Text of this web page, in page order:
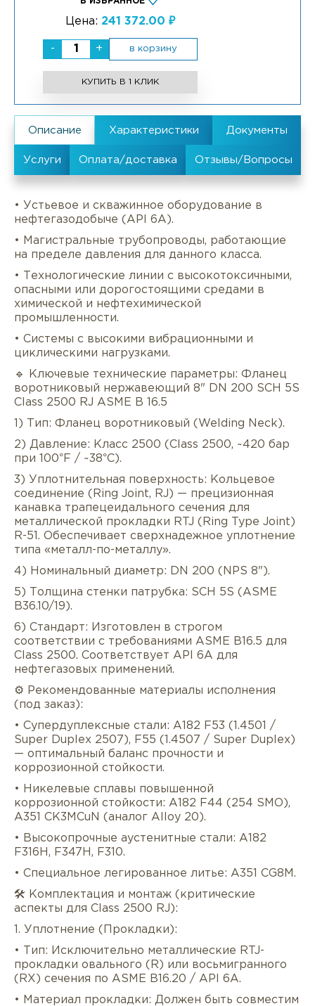
Цена: 241 372.00 ₽
- + в корзину
КУПИТЬ В 1 КЛИК
Описание Характеристики
Оплата/доставка
• Устьевое и скважинное оборудование в
нефтегазодобыче (API 6A).
• Магистральные трубопроводы, работающие
на пределе давления для данного класса.
• Технологические линии с высокотоксичными,
опасными или дорогостоящими средами в
химической и нефтехимической
промышленности.
• Системы с высокими вибрационными и
циклическими нагрузками.
🔹 Ключевые технические параметры: Фланец
воротниковый нержавеющий 8" DN 200 SCH 5S
Class 2500 RJ ASME B 16.5
1) Тип: Фланец воротниковый (Welding Neck).
2) Давление: Класс 2500 (Class 2500, ~420 бар
при 100°F / ~38°C).
3) Уплотнительная поверхность: Кольцевое
соединение (Ring Joint, RJ) — прецизионная
канавка трапецеидального сечения для
металлической прокладки RTJ (Ring Type Joint)
R-51. Обеспечивает сверхнадежное уплотнение
типа «металл-по-металлу».
4) Номинальный диаметр: DN 200 (NPS 8").
5) Толщина стенки патрубка: SCH 5S (ASME
B36.10/19).
6) Стандарт: Изготовлен в строгом
соответствии с требованиями ASME B16.5 для
Class 2500. Соответствует API 6A для
нефтегазовых применений.
⚙️ Рекомендованные материалы исполнения
(под заказ):
• Супердуплексные стали: A182 F53 (1.4501 /
Super Duplex 2507), F55 (1.4507 / Super Duplex)
— оптимальный баланс прочности и
коррозионной стойкости.
• Никелевые сплавы повышенной
коррозионной стойкости: A182 F44 (254 SMO),
A351 CK3MCuN (аналог Alloy 20).
• Высокопрочные аустенитные стали: A182
F316H, F347H, F310.
• Специальное легированное литье: A351 CG8M.
🛠️ Комплектация и монтаж (критические
аспекты для Class 2500 RJ):
1. Уплотнение (Прокладки):
• Тип: Исключительно металлические RTJ-
прокладки овального (R) или восьмигранного
(RX) сечения по ASME B16.20 / API 6A.
• Материал прокладки: Должен быть совместим